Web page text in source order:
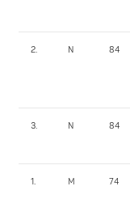
2. N 84
3. N 84
1. M 74